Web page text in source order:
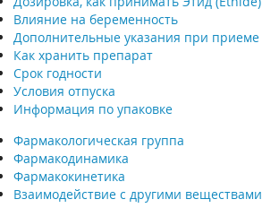
Влияние на беременность
Дополнительные указания при приеме
Как хранить препарат
Срок годности
Условия отпуска
Информация по упаковке
Фармакологическая группа
Фармакодинамика
Фармакокинетика
Взаимодействие с другими веществами